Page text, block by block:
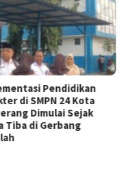
Pendidikan
di SMPN 24 Kota
Dimulai Sejak
Tiba di Gerbang